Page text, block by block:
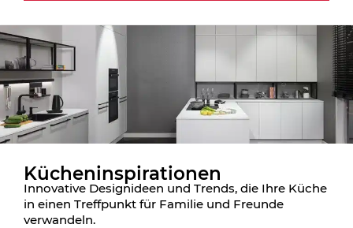
Kücheninspirationen
Innovative Designideen und Trends, die Ihre Küche
in einen Treffpunkt für Familie und Freunde
verwandeln.